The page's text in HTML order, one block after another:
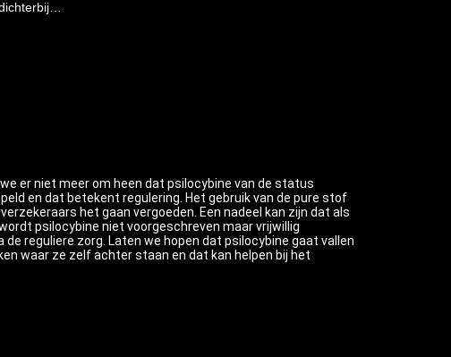
er niet meer om heen dat psilocybine van de status
en dat betekent regulering. Het gebruik van de pure stof
het gaan vergoeden. Een nadeel kan zijn dat als
psilocybine niet voorgeschreven maar vrijwillig
reguliere zorg. Laten we hopen dat psilocybine gaat vallen
waar ze zelf achter staan en dat kan helpen bij het